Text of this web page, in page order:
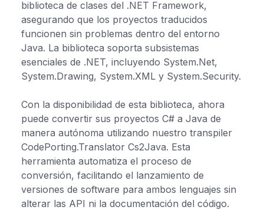
biblioteca de clases del .NET Framework,
asegurando que los proyectos traducidos
funcionen sin problemas dentro del entorno
Java. La biblioteca soporta subsistemas
esenciales de .NET, incluyendo System.Net,
System.Drawing, System.XML y System.Security.
Con la disponibilidad de esta biblioteca, ahora
puede convertir sus proyectos C# a Java de
manera autónoma utilizando nuestro transpiler
CodePorting.Translator Cs2Java. Esta
herramienta automatiza el proceso de
conversión, facilitando el lanzamiento de
versiones de software para ambos lenguajes sin
alterar las API ni la documentación del código.